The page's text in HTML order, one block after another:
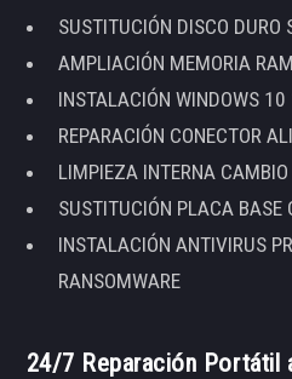
SUSTITUCIÓN DISCO
AMPLIACIÓN MEMORIA RAM
INSTALACIÓN WINDOWS 10
REPARACIÓN CONECTOR
LIMPIEZA INTERNA
SUSTITUCIÓN PLACA BASE
INSTALACIÓN ANTIVIRUS
RANSOMWARE
24/7 Reparación Portátil